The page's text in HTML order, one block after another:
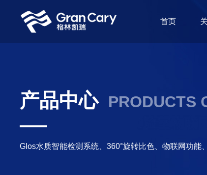
首页
产品中心 PRODUCTS
Glos水质智能检测系统、360°旋转比色、物联网功能